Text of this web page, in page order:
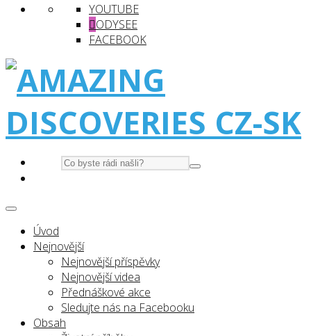
YOUTUBE
ODYSEE
FACEBOOK
Úvod
Nejnovější
Nejnovější příspěvky
Nejnovější videa
Přednáškové akce
Sledujte nás na Facebooku
Obsah